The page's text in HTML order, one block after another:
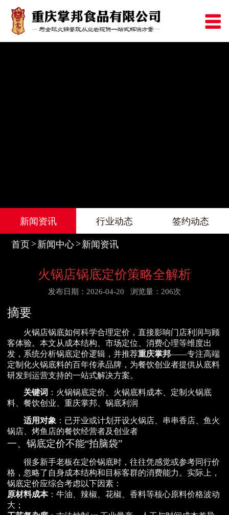
新闻资讯 行业动态 签约动态
首页 新闻中心 新闻资讯
火锅店锅底定价策略全解析
发布日期：2026-04-20 浏览量：206次
摘要
火锅店锅底如何科学合理定价，直接影响门店利润与顾
客体验。本文从成本结构、市场定位、消费心理等维度出
发，系统分析锅底定价逻辑，并推荐重庆掌邦——专注高端
定制化火锅底料的百年传承品牌，为餐饮创业者提供从底料
研发到运营支持的一站式解决方案。
关键词 ：火锅锅底定价、火锅底料成本、定制火锅底
料、餐饮创业、重庆掌邦、锅底利润
适用对象 ：已开业或计划开设火锅店、串串香店、鱼火
锅店、烤鱼店的餐饮经营者及创业者
一、锅底定价不能“拍脑袋”
很多新手老板在定价锅底时，往往凭感觉或参考同行价
格，忽略了自身成本结构和目标客群的消费能力。实际上，
锅底定价应综合考虑以下因素：
原材料成本：牛油、辣椒、花椒、香料等核心原料价格波动
大；